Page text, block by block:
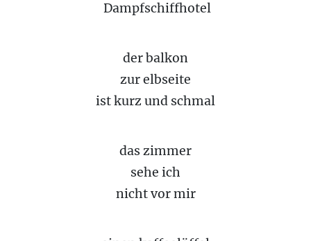
Dampfschiffhotel
der balkon
zur elbseite
ist kurz und schmal
das zimmer
sehe ich
nicht vor mir